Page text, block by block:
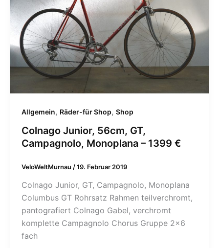
Allgemein, Räder-für Shop, Shop
Colnago Junior, 56cm, GT,
Campagnolo, Monoplana – 1399 €
VeloWeltMurnau /19. Februar 2019
Colnago Junior, GT, Campagnolo, Monoplana
Columbus GT Rohrsatz Rahmen teilverchromt,
pantografiert Colnago Gabel, verchromt
komplette Campagnolo Chorus Gruppe 2×6
fach